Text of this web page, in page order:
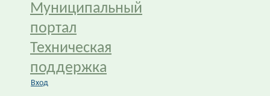
Муниципальный
портал
Техническая
поддержка
Вход